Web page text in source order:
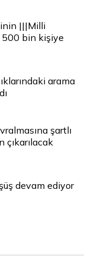
|||Milli
bin kişiye
arama
şartlı
çıkarılacak
devam ediyor